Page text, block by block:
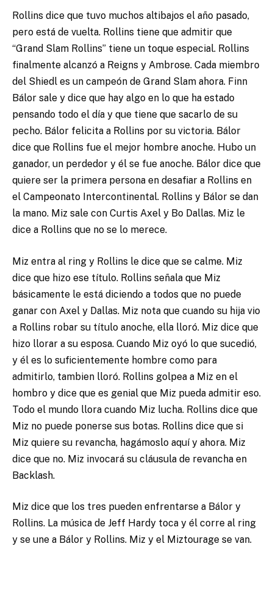
Rollins dice que tuvo muchos altibajos el año pasado,
pero está de vuelta. Rollins tiene que admitir que
“Grand Slam Rollins” tiene un toque especial. Rollins
finalmente alcanzó a Reigns y Ambrose. Cada miembro
del Shiedl es un campeón de Grand Slam ahora. Finn
Bálor sale y dice que hay algo en lo que ha estado
pensando todo el día y que tiene que sacarlo de su
pecho. Bálor felicita a Rollins por su victoria. Bálor
dice que Rollins fue el mejor hombre anoche. Hubo un
ganador, un perdedor y él se fue anoche. Bálor dice que
quiere ser la primera persona en desafiar a Rollins en
el Campeonato Intercontinental. Rollins y Bálor se dan
la mano. Miz sale con Curtis Axel y Bo Dallas. Miz le
dice a Rollins que no se lo merece.
Miz entra al ring y Rollins le dice que se calme. Miz
dice que hizo ese título. Rollins señala que Miz
básicamente le está diciendo a todos que no puede
ganar con Axel y Dallas. Miz nota que cuando su hija vio
a Rollins robar su título anoche, ella lloró. Miz dice que
hizo llorar a su esposa. Cuando Miz oyó lo que sucedió,
y él es lo suficientemente hombre como para
admitirlo, tambien lloró. Rollins golpea a Miz en el
hombro y dice que es genial que Miz pueda admitir eso.
Todo el mundo llora cuando Miz lucha. Rollins dice que
Miz no puede ponerse sus botas. Rollins dice que si
Miz quiere su revancha, hagámoslo aquí y ahora. Miz
dice que no. Miz invocará su cláusula de revancha en
Backlash.
Miz dice que los tres pueden enfrentarse a Bálor y
Rollins. La música de Jeff Hardy toca y él corre al ring
y se une a Bálor y Rollins. Miz y el Miztourage se van.